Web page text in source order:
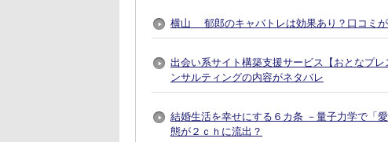
横山 郁郎のキャバトレは効果あり？口コミが
出会い系サイト構築支援サービス【おとなプ
ンサルティングの内容がネタバレ
結婚生活を幸せにする６カ条 －量子力学で「
態が２ｃｈに流出？